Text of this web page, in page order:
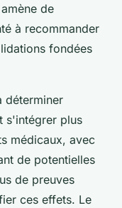
de
à recommander
fondées
déterminer
s'intégrer plus
médicaux, avec
de potentielles
de preuves
ces effets. Le